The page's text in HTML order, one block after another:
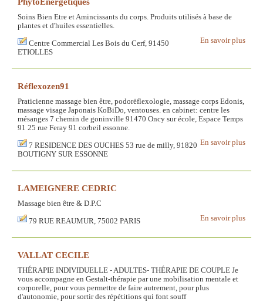
Soins Bien Etre et Amincissants du corps. Produits utilisés à base de
plantes et d'huiles essentielles.
En savoir plus
Centre Commercial Les Bois du Cerf, 91450
ETIOLLES
Réflexozen91
Praticienne massage bien être, podorėflexologie, massage corps Edonis,
massage visage Japonais KoBiDo, ventouses. en cabinet: centre les
mésanges 7 chemin de goninville 91470 Oncy sur école, Espace Temps
91 25 rue Feray 91 corbeil essonne.
En savoir plus
7 RESIDENCE DES OUCHES 53 rue de milly, 91820
BOUTIGNY SUR ESSONNE
LAMEIGNERE CEDRIC
Massage bien être & D.P.C
En savoir plus
79 RUE REAUMUR, 75002 PARIS
VALLAT CECILE
THÉRAPIE INDIVIDUELLE - ADULTES- THÉRAPIE DE COUPLE Je
vous accompagne en Gestalt-thérapie par une mobilisation mentale et
corporelle, pour vous permettre de faire autrement, pour plus
d'autonomie, pour sortir des répétitions qui font souff